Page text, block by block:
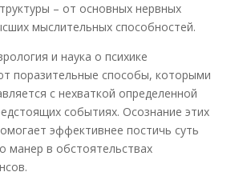
– от основных нервных
мыслительных способностей.
и наука о психике
поразительные способы, которыми
с нехваткой определенной
событиях. Осознание этих
эффективнее постичь суть
манер в обстоятельствах